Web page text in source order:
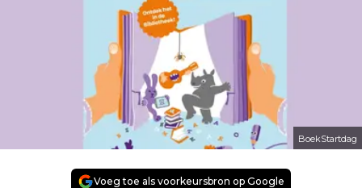
BoekStartdag
Voeg toe als voorkeursbron op Google